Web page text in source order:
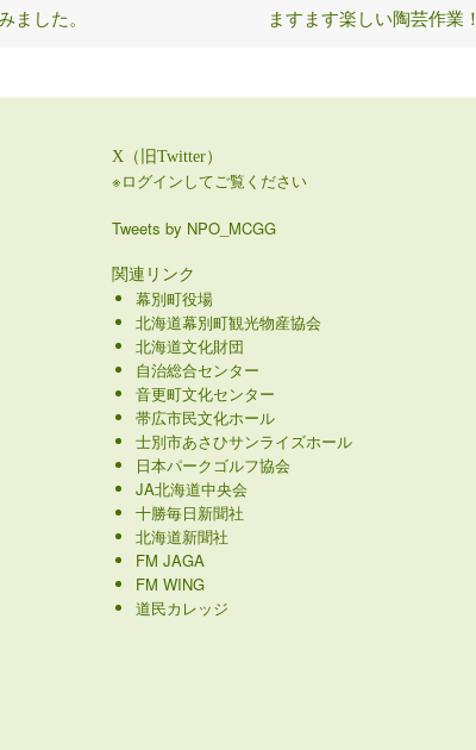
ました。 ますます楽しい陶芸作業！
X（旧Twitter）
※ログインしてご覧ください
Tweets by NPO_MCGG
関連リンク
幕別町役場
北海道幕別町観光物産協会
北海道文化財団
自治総合センター
音更町文化センター
帯広市民文化ホール
士別市あさひサンライズホール
日本パークゴルフ協会
JA北海道中央会
十勝毎日新聞社
北海道新聞社
FM JAGA
FM WING
道民カレッジ